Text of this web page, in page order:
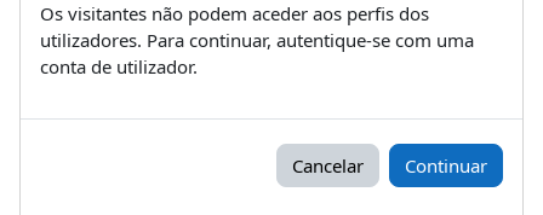
Os visitantes não podem aceder aos perfis dos
utilizadores. Para continuar, autentique-se com uma
conta de utilizador.
Cancelar Continuar